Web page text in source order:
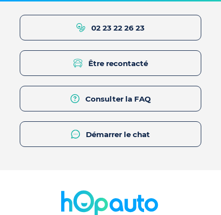
02 23 22 26 23
Être recontacté
Consulter la FAQ
Démarrer le chat